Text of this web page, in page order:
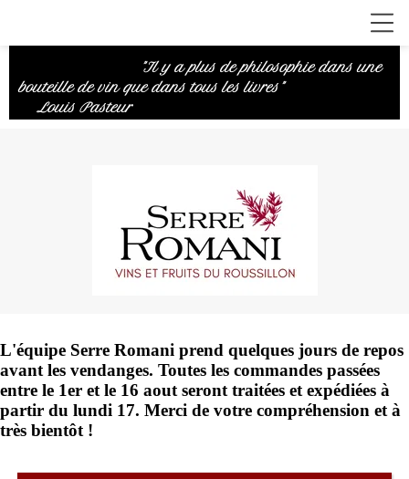
"Il y a plus de philosophie dans une
bouteille de vin que dans tous les livres"
Louis Pasteur